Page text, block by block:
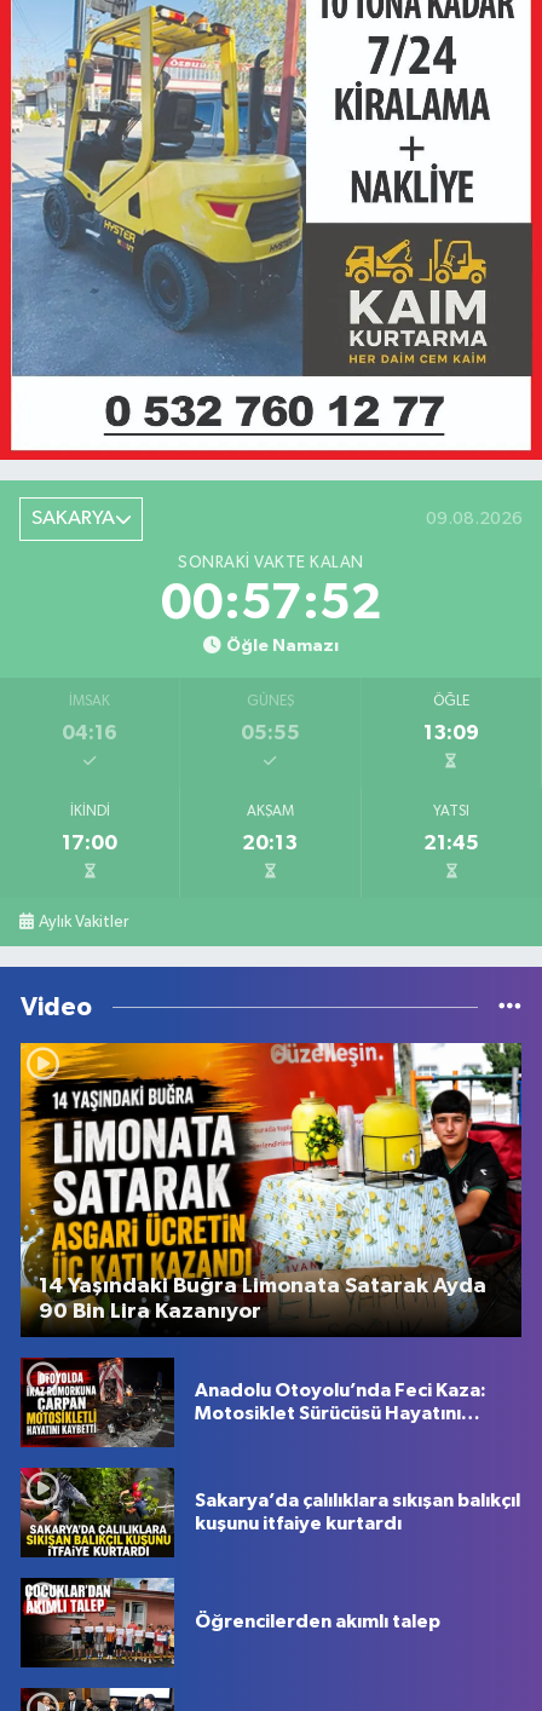
SAKARYA 09.08.2026
SONRAKI VAKTE KALAN
00:57:52
Öğle Namazı
İMSAK
04:16
GÜNEŞ
05:55
ÖĞLE
13:09
İKINDI
17:00
AKŞAM
20:13
YATSI
21:45
Aylık Vakitler
Video
14 Yaşındaki Buğra Limonata Satarak Ayda
90 Bin Lira Kazanıyor
Anadolu Otoyolu’nda Feci Kaza:
Motosiklet Sürücüsü Hayatını
Sakarya’da çalılıklara sıkışan balıkçıl
kuşunu itfaiye kurtardı
Öğrencilerden akımlı talep